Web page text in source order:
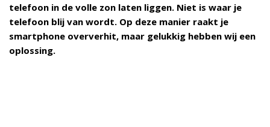
telefoon in de volle zon laten liggen. Niet is waar je
telefoon blij van wordt. Op deze manier raakt je
smartphone oververhit, maar gelukkig hebben wij een
oplossing.